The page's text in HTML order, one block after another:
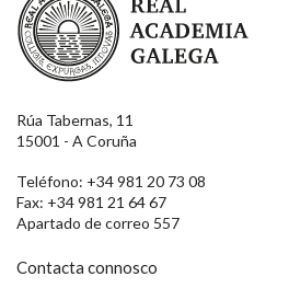
Rúa Tabernas, 11
15001 - A Coruña
Teléfono: +34 981 20 73 08
Fax: +34 981 21 64 67
Apartado de correo 557
Contacta connosco